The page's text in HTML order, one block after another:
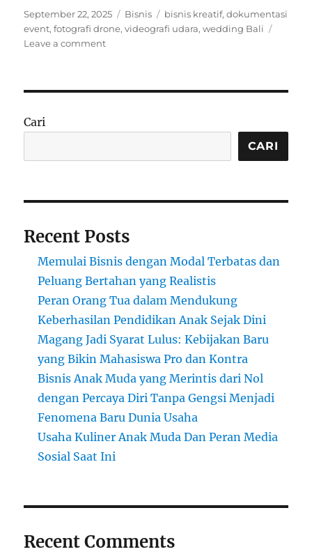
Posted
on
September 22, 2025 Categories
Bisnis Tags
bisnis kreatif,dokumentasi
event,fotografi drone,videografi udara,wedding Bali
Leave a commenton
dan
di
Cari
CARI
Recent Posts
Memulai Bisnis dengan Modal Terbatas dan
Peluang Bertahan yang Realistis
Peran Orang Tua dalam Mendukung
Keberhasilan Pendidikan Anak Sejak Dini
Magang Jadi Syarat Lulus: Kebijakan Baru
yang Bikin Mahasiswa Pro dan Kontra
Bisnis Anak Muda yang Merintis dari Nol
dengan Percaya Diri Tanpa Gengsi Menjadi
Fenomena Baru Dunia Usaha
Usaha Kuliner Anak Muda Dan Peran Media
Sosial Saat Ini
Recent Comments